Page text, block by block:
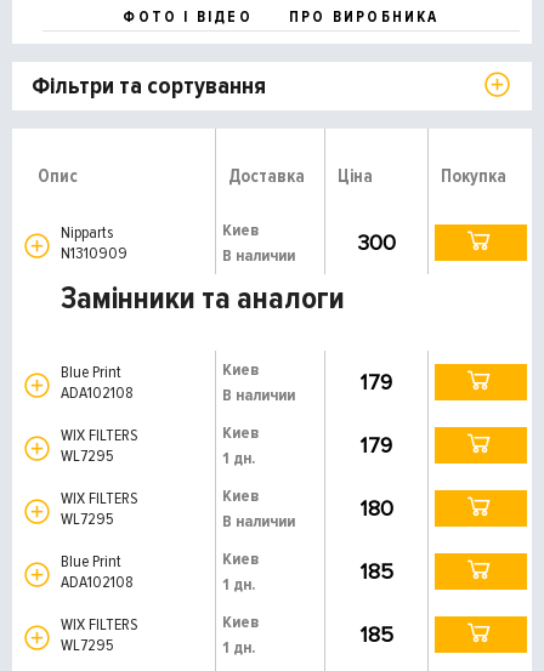
ФОТО І ВІДЕО
ПРО ВИРОБНИКА
Фільтри та сортування
Опис Доставка Ціна Покупка
Nipparts
N1310909
Киев
В наличии
300
Замінники та аналоги
Blue Print
ADA102108
Киев
В наличии
179
WIX FILTERS
WL7295
Киев
1 дн.
179
WIX FILTERS
WL7295
Киев
В наличии
180
Blue Print
ADA102108
Киев
1 дн.
185
WIX FILTERS
WL7295
Киев
1 дн.
185